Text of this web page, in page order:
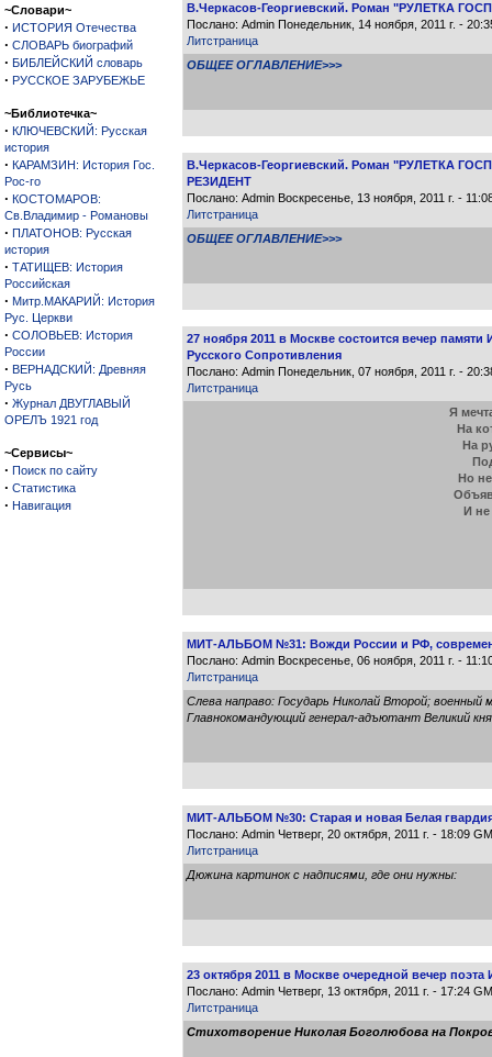
~Словари~
· ИСТОРИЯ Отечества
· СЛОВАРЬ биографий
· БИБЛЕЙСКИЙ словарь
· РУССКОЕ ЗАРУБЕЖЬЕ
~Библиотечка~
· КЛЮЧЕВСКИЙ: Русская
история
· КАРАМЗИН: История Гос.
Рос-го
· КОСТОМАРОВ:
Св.Владимир - Романовы
· ПЛАТОНОВ: Русская
история
· ТАТИЩЕВ: История
Российская
· Митр.МАКАРИЙ: История
Рус. Церкви
· СОЛОВЬЕВ: История
России
· ВЕРНАДСКИЙ: Древняя
Русь
· Журнал ДВУГЛАВЫЙ
ОРЕЛЪ 1921 год
~Сервисы~
· Поиск по сайту
· Статистика
· Навигация
В.Черкасов-Георгиевский. Роман "РУЛЕТКА
Послано: Admin Понедельник, 14 ноября, 2011 г. -
Литстраница
ОБЩЕЕ ОГЛАВЛЕНИЕ>>>
В.Черкасов-Георгиевский. Роман "РУЛЕТКА
РЕЗИДЕНТ
Послано: Admin Воскресенье, 13 ноября, 2011 г. -
Литстраница
ОБЩЕЕ ОГЛАВЛЕНИЕ>>>
27 ноября 2011 в Москве состоится вечер
Русского Сопротивления
Послано: Admin Понедельник, 07 ноября, 2011 г. -
Литстраница
Я
На
На
Но
И не
МИТ-АЛЬБОМ №31: Вожди России и РФ,
Послано: Admin Воскресенье, 06 ноября, 2011 г. -
Литстраница
Слева направо: Государь Николай Второй;
Главнокомандующий генерал-адъютант Великий
МИТ-АЛЬБОМ №30: Старая и новая Белая
Послано: Admin Четверг, 20 октября, 2011 г. - 18:09
Литстраница
Дюжина картинок с надписями, где они нужны:
23 октября 2011 в Москве очередной вечер
Послано: Admin Четверг, 13 октября, 2011 г. - 17:24
Литстраница
Стихотворение Николая Боголюбова на